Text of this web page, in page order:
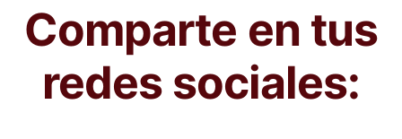
Comparte en tus
redes sociales: